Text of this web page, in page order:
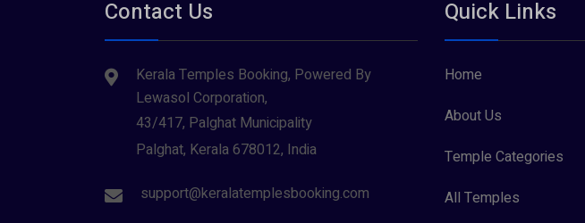
Contact Us
Kerala Temples Booking, Powered By
Lewasol Corporation,
43/417, Palghat Municipality
Palghat, Kerala 678012, India
support@keralatemplesbooking.com
Quick Links
Home
About Us
Temple Categories
All Temples